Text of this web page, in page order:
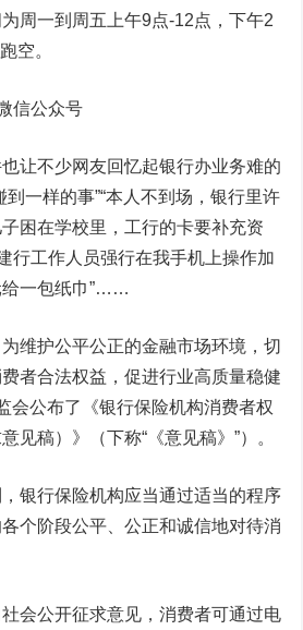
周一到周五上午9点-12点，下午2
空。
信公众号
不少网友回忆起银行办业务难的
一样的事”“本人不到场，银行里许
困在学校里，工行的卡要补充资
行工作人员强行在我手机上操作加
给一包纸巾”……
护公平公正的金融市场环境，切
者合法权益，促进行业高质量稳健
会公布了《银行保险机构消费者权
见稿）》（下称“《意见稿》”）。
行保险机构应当通过适当的程序
个阶段公平、公正和诚信地对待消
公开征求意见，消费者可通过电